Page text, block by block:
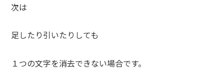
次は
足したり引いたりしても
１つの文字を消去できない場合です。